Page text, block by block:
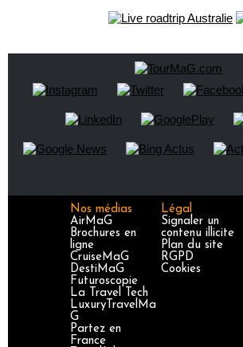
Nos médias
AirMaG
Brochures en
ligne
CruiseMaG
DestiMaG
Futuroscopie
La Travel Tech
LuxuryTravelMa
G
Partez en
France
Légal
Signaler un
contenu illicite
Plan du site
RGPD
Cookies